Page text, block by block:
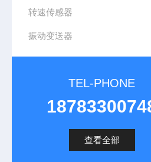
转速传感器
振动变送器
TEL-PHONE
查看全部